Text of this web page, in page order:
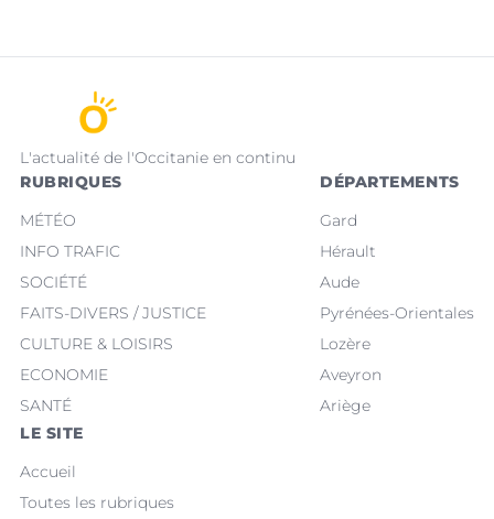
L'actualité de l'Occitanie en continu
RUBRIQUES
MÉTÉO
INFO TRAFIC
SOCIÉTÉ
FAITS-DIVERS / JUSTICE
CULTURE & LOISIRS
ECONOMIE
SANTÉ
DÉPARTEMENTS
Gard
Hérault
Aude
Pyrénées-Orientales
Lozère
Aveyron
Ariège
LE SITE
Accueil
Toutes les rubriques